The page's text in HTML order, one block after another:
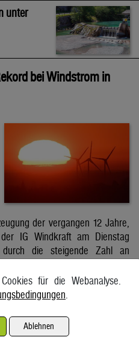
unter
bei Windstrom in
der vergangen 12 Jahre,
IG Windkraft am Dienstag
die steigende Zahl an
APA
US-Dollar
für die Webanalyse.
.
Ablehnen